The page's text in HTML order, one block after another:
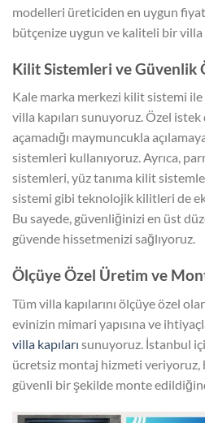
modelleri üreticiden en uygun
bütçenize uygun ve kaliteli bir villa
Kilit Sistemleri ve Güvenlik
Kale marka merkezi kilit sistemi
villa kapıları sunuyoruz. Özel istek
açamadığı maymuncukla
sistemleri kullanıyoruz. Ayrıca,
sistemleri, yüz tanıma kilit
sistemi gibi teknolojik kilitleri de
Bu sayede, güvenliğinizi en üst
güvende hissetmenizi sağlıyoruz.
Ölçüye Özel Üretim ve
Tüm villa kapılarını ölçüye özel
evinizin mimari yapısına ve
villa kapıları sunuyoruz. İstanbul
ücretsiz montaj hizmeti veriyoruz,
güvenli bir şekilde monte